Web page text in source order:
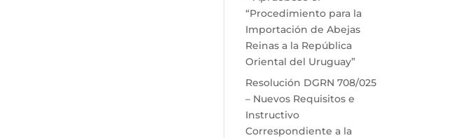
“Procedimiento para la
Importación de Abejas
Reinas a la República
Oriental del Uruguay”
Resolución DGRN 708/025
– Nuevos Requisitos e
Instructivo
Correspondiente a la